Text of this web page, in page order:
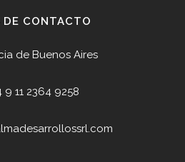
DE CONTACTO
de Buenos Aires
9 11 2364 9258